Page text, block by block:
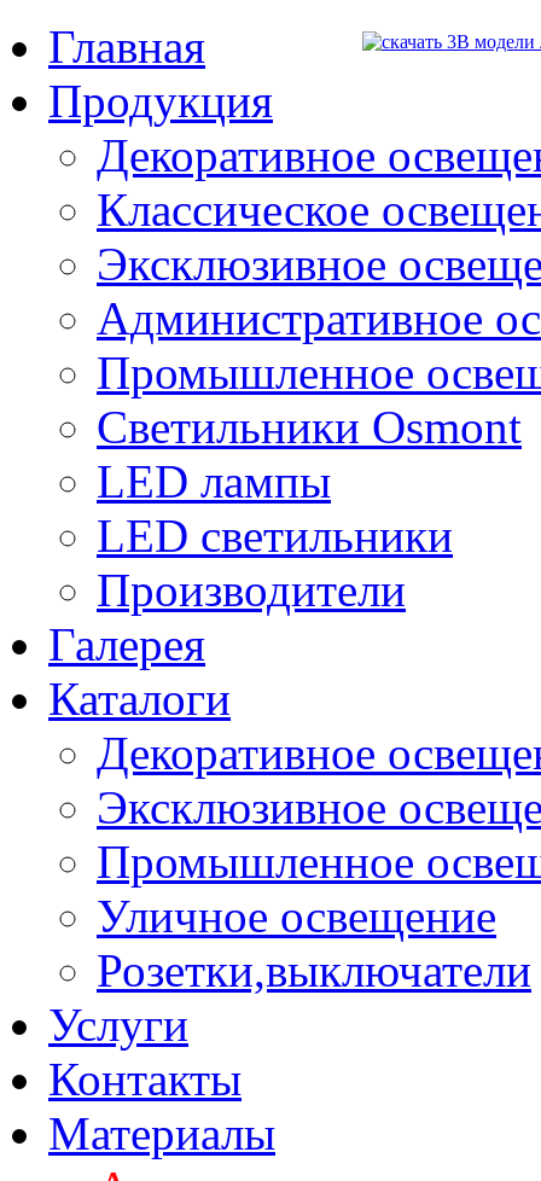
Главная
Продукция
Декоративное
Классическое
Эксклюзивное
Административное
Промышленное
Светильники Osmont
LED лампы
LED светильники
Производители
Галерея
Каталоги
Декоративное
Эксклюзивное
Промышленное
Уличное освещение
Розетки,выключатели
Услуги
Контакты
Материалы